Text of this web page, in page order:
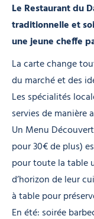
Le Restaurant du
traditionnelle et
une jeune cheffe
La carte change
du marché et des
Les spécialités
servies de manière
Un Menu
pour 30€ de plus)
pour toute la table
d’horizon de leur
à table pour
En été: soirée